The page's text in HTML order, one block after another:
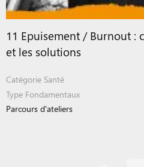
11 Epuisement / Burnout :
et les solutions
Catégorie Santé
Type Fondamentaux
Parcours d'ateliers